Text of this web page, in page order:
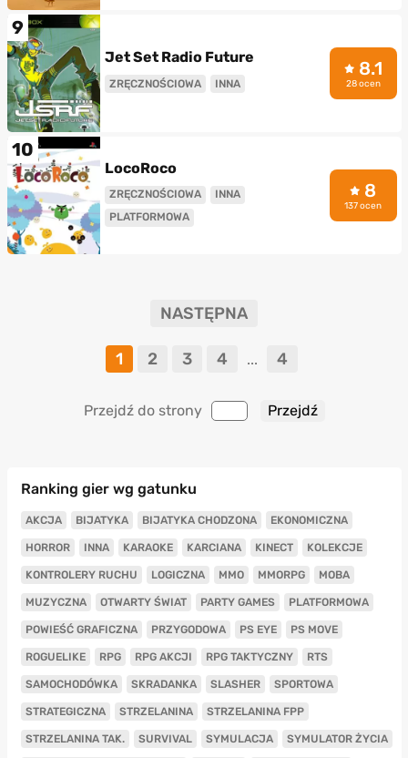
9
Jet Set Radio Future
ZRĘCZNOŚCIOWA INNA
8.1
28 ocen
10
LocoRoco
ZRĘCZNOŚCIOWA
INNA
PLATFORMOWA
8
137 ocen
NASTĘPNA
1 2 3 4 ... 4
Przejdź do strony
Ranking gier wg gatunku
AKCJA BIJATYKA BIJATYKA CHODZONA EKONOMICZNA
HORROR INNA KARAOKE KARCIANA KINECT KOLEKCJE
KONTROLERY RUCHU LOGICZNA MMO MMORPG MOBA
MUZYCZNA OTWARTY ŚWIAT PARTY GAMES PLATFORMOWA
POWIEŚĆ GRAFICZNA PRZYGODOWA PS EYE PS MOVE
ROGUELIKE RPG RPG AKCJI RPG TAKTYCZNY RTS
SAMOCHODÓWKA SKRADANKA SLASHER SPORTOWA
STRATEGICZNA STRZELANINA STRZELANINA FPP
STRZELANINA TAK. SURVIVAL SYMULACJA SYMULATOR ŻYCIA